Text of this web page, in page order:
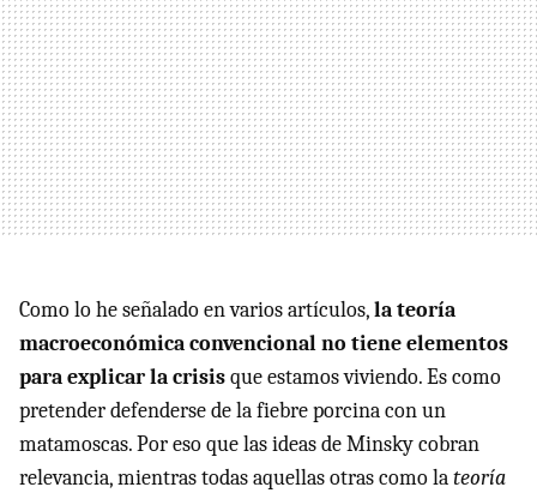
Como lo he señalado en varios artículos,la teoría
macroeconómica convencional no tiene elementos
para explicar la crisisque estamos viviendo. Es como
pretender defenderse de la fiebre porcina con un
matamoscas. Por eso que las ideas de Minsky cobran
relevancia, mientras todas aquellas otras como lateoría